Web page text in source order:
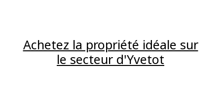
Achetez la propriété idéale sur
le secteur d'Yvetot